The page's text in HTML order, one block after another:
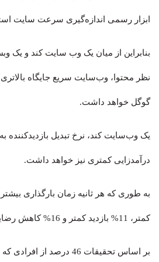
ابزار رسمی اندازه‌گیری سرعت سایت
بنابراین از میان یک وب سایت کند و یک
نظر محتوا، وب‌سایت سریع جایگاه
گوگل خواهد داشت.
یک وب‌سایت کند، نرخ تبدیل بازدیدکننده
درآمدزایی کمتری نیز خواهد داشت.
کمتر، 11% بازدید کمتر و 16% کاهش رضایت مشتری است.
بر اساس تحقیقات 46 درصد